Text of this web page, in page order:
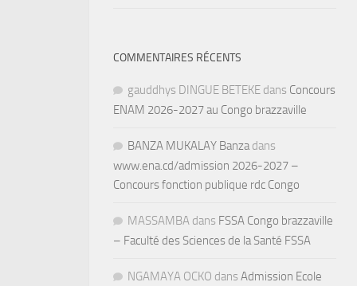
COMMENTAIRES RÉCENTS
gauddhys DINGUE BETEKE dans Concours
ENAM 2026-2027 au Congo brazzaville
BANZA MUKALAY Banzadans
www.ena.cd/admission 2026-2027 –
Concours fonction publique rdc Congo
MASSAMBA dans FSSA Congo brazzaville
– Faculté des Sciences de la Santé FSSA
NGAMAYA OCKO dans Admission Ecole